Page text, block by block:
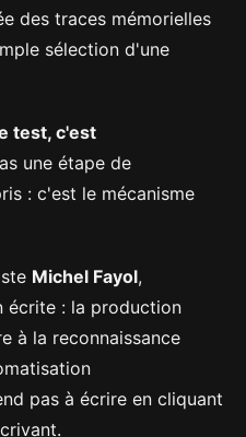
des traces mémorielles
sélection d'une
test, c'est
une étape de
: c'est le mécanisme
Michel Fayol,
écrite : la production
à la reconnaissance
pas à écrire en cliquant